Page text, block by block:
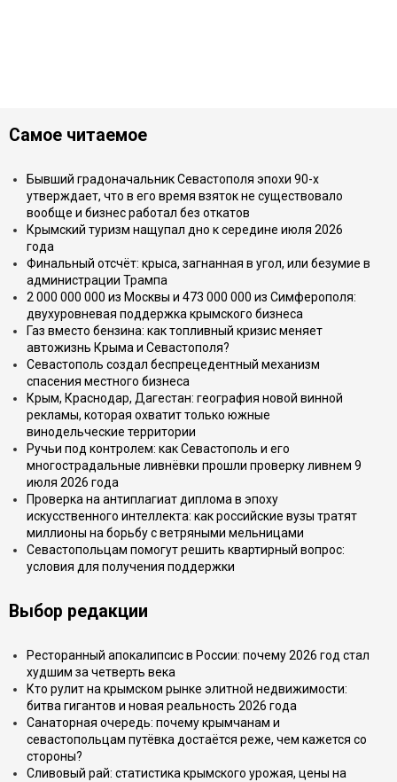
Самое читаемое
Бывший градоначальник Севастополя эпохи 90-х
утверждает, что в его время взяток не существовало
вообще и бизнес работал без откатов
Крымский туризм нащупал дно к середине июля 2026
года
Финальный отсчёт: крыса, загнанная в угол, или безумие в
администрации Трампа
2 000 000 000 из Москвы и 473 000 000 из Симферополя:
двухуровневая поддержка крымского бизнеса
Газ вместо бензина: как топливный кризис меняет
автожизнь Крыма и Севастополя?
Севастополь создал беспрецедентный механизм
спасения местного бизнеса
Крым, Краснодар, Дагестан: география новой винной
рекламы, которая охватит только южные
винодельческие территории
Ручьи под контролем: как Севастополь и его
многострадальные ливнёвки прошли проверку ливнем 9
июля 2026 года
Проверка на антиплагиат диплома в эпоху
искусственного интеллекта: как российские вузы тратят
миллионы на борьбу с ветряными мельницами
Севастопольцам помогут решить квартирный вопрос:
условия для получения поддержки
Выбор редакции
Ресторанный апокалипсис в России: почему 2026 год стал
худшим за четверть века
Кто рулит на крымском рынке элитной недвижимости:
битва гигантов и новая реальность 2026 года
Санаторная очередь: почему крымчанам и
севастопольцам путёвка достаётся реже, чем кажется со
стороны?
Сливовый рай: статистика крымского урожая, цены на